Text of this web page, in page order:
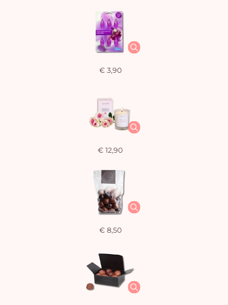
€ 3,90
€ 12,90
€ 8,50